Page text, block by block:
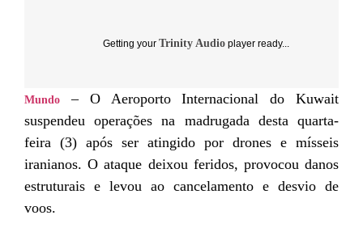
Getting your Trinity Audio player ready...
Mundo
– O Aeroporto Internacional do Kuwait
suspendeu operações na madrugada desta quarta-
feira (3) após ser atingido por drones e mísseis
iranianos. O ataque deixou feridos, provocou danos
estruturais e levou ao cancelamento e desvio de
voos.